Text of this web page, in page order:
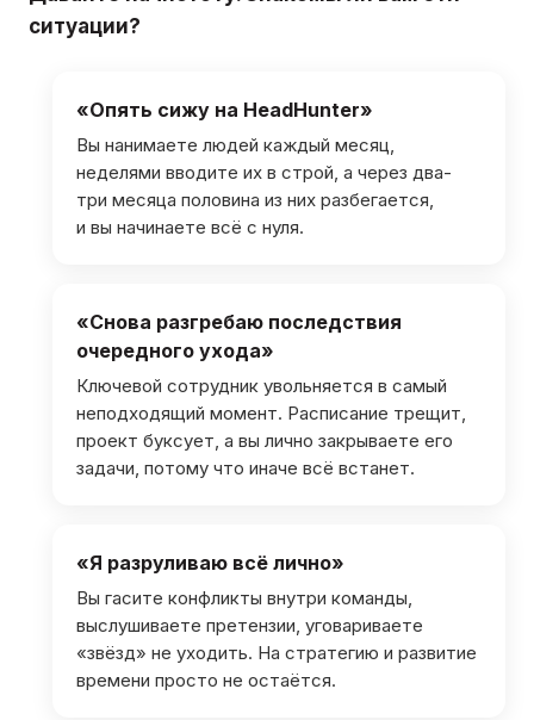
ситуации?
«Опять сижу на HeadHunter»
Вы нанимаете людей каждый месяц,
неделями вводите их в строй, а через два-
три месяца половина из них разбегается,
и вы начинаете всё с нуля.
«Снова разгребаю последствия
очередного ухода»
Ключевой сотрудник увольняется в самый
неподходящий момент. Расписание трещит,
проект буксует, а вы лично закрываете его
задачи, потому что иначе всё встанет.
«Я разруливаю всё лично»
Вы гасите конфликты внутри команды,
выслушиваете претензии, уговариваете
«звёзд» не уходить. На стратегию и развитие
времени просто не остаётся.